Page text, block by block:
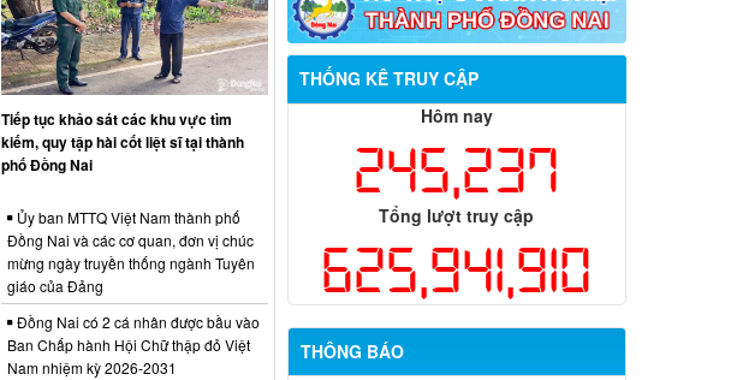
THỐNG KÊ TRUY CẬP
Hôm nay
245,237
Tổng lượt truy cập
625,941,910
THÔNG BÁO
Thông báo về việc tuyển dụng viên
chức năm 2026
Thông báo tuyển chọn tổ chức và cá
học và công nghệ cấp thành phố sử
dụng ngân sách nhà nước đặt hàng thực
hiện năm 2026 (đợt 1) lần 3
Kế hoạch Thông tin, tuyên truyền triển
khai Kế hoạch Khám sức khỏe định kỳ
hoặc khám sàng lọc miễn phí ít nhất mỗi
năm một lần cho người dân trên địa bàn
thành phố Đồng Nai
Tiếp tục khảo sát các khu vực tìm
kiếm, quy tập hài cốt liệt sĩ tại thành
phố Đồng Nai
Ủy ban MTTQ Việt Nam thành phố
Đồng Nai và các cơ quan, đơn vị chúc
mừng ngày truyền thống ngành Tuyên
giáo của Đảng
Đồng Nai có 2 cá nhân được bầu vào
Ban Chấp hành Hội Chữ thập đỏ Việt
Nam nhiệm kỳ 2026-2031